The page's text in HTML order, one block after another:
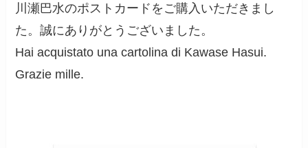
川瀬巴水のポストカードをご購入いただきまし
た。誠にありがとうございました。
Hai acquistato una cartolina di Kawase Hasui.
Grazie mille.